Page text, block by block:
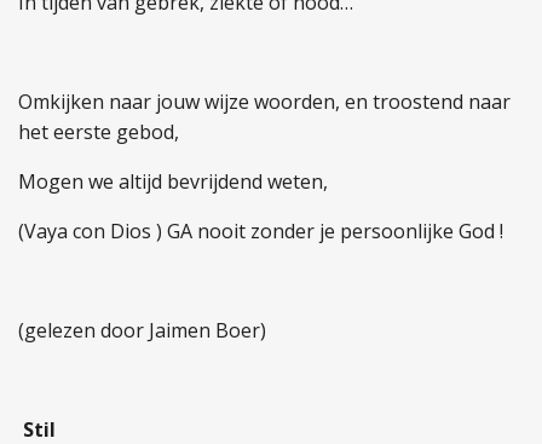
Omkijken naar jouw wijze woorden, en troostend naar
het eerste gebod,
Mogen we altijd bevrijdend weten,
(Vaya con Dios ) GA nooit zonder je persoonlijke God !
(gelezen door Jaimen Boer)
Stil